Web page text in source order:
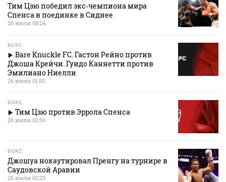
Тим Цзю победил экс‑чемпиона мира
Спенса в поединке в Сиднее
26 июля 08:24
БОКС
Bare Knuckle FC. Гастон Рейно против
Джоша Крейчи. Гуидо Каннетти против
Эмилиано Ниелли
26 июля 01:50
БОКС
Тим Цзю против Эррола Спенса
26 июля 02:50
БОКС
Джошуа нокаутировал Пренгу на турнире в
Саудовской Аравии
26 июля 02:29